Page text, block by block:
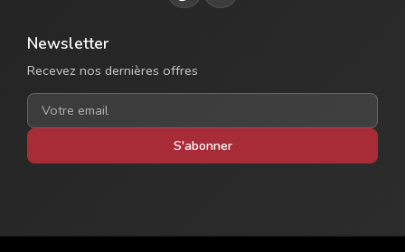
Newsletter
Recevez nos dernières offres
S'abonner